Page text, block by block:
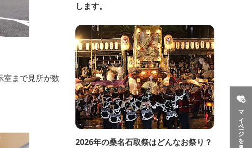
マイページを見る
室まで見所が数
します。
2026年の桑名石取祭はどんなお祭り？